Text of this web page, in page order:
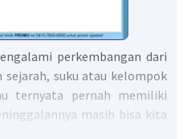
perkembangan dari
sejarah, suku atau kelompok
ternyata pernah memiliki
masih bisa kita